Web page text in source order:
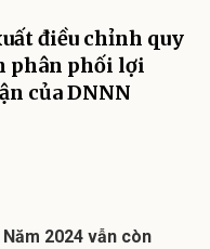
điều chỉnh quy
phân phối lợi
của DNNN
2024 vẫn còn